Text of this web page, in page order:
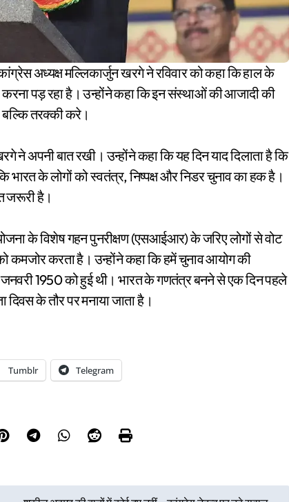
पड़ रहा है। उन्होंने कहा कि इन संस्थाओं की आजादी की
बल्कि तरक्की करे।
ने अपनी बात रखी। उन्होंने कहा कि यह दिन याद दिलाता है कि
के लोगों को स्वतंत्र, निष्पक्ष और निडर चुनाव का हक है।
जरूरी है।
के विशेष गहन पुनरीक्षण (एसआईआर) के जरिए लोगों से वोट
कमजोर करता है। उन्होंने कहा कि हमें चुनाव आयोग की
जनवरी 1950 को हुई थी। भारत के गणतंत्र बनने से एक दिन पहले
दिवस के तौर पर मनाया जाता है।
Tumblr Telegram